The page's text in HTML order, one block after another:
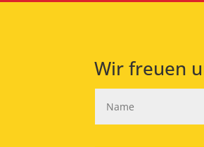
Wir freuen